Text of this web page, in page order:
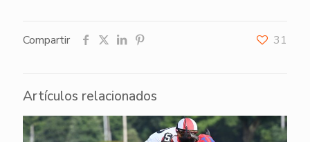
Compartir 31
Artículos relacionados